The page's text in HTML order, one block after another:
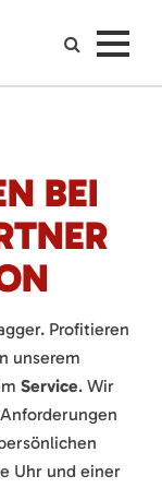
BEI
Profitieren
unserem
Service. Wir
Uhr und einer